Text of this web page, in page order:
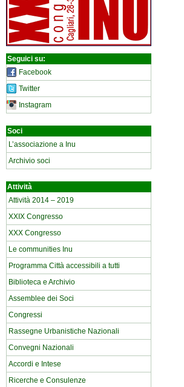
Seguici su:
Facebook
Twitter
Instagram
Soci
L’associazione a Inu
Archivio soci
Attività
Attività 2014 – 2019
XXIX Congresso
XXX Congresso
Le communities Inu
Programma Città accessibili a tutti
Biblioteca e Archivio
Assemblee dei Soci
Congressi
Rassegne Urbanistiche Nazionali
Convegni Nazionali
Accordi e Intese
Ricerche e Consulenze